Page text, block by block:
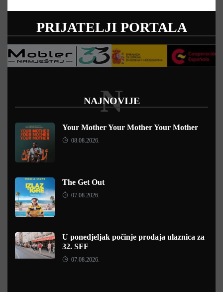
PRIJATELJI PORTALA
NAJNOVIJE
N
Your Mother Your Mother Your Mother
08.08.2026.
The Get Out
07.08.2026.
U ponedjeljak počinje prodaja ulaznica za
32. SFF
07.08.2026.